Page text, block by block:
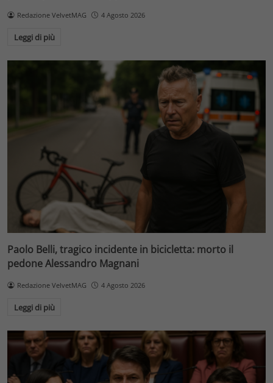
Redazione VelvetMAG 4 Agosto 2026
Leggi di più
Paolo Belli, tragico incidente in bicicletta: morto il
pedone Alessandro Magnani
Redazione VelvetMAG 4 Agosto 2026
Leggi di più